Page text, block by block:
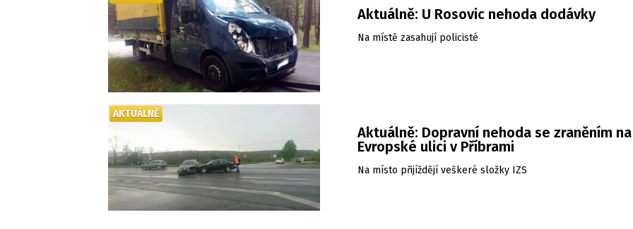
Aktuálně: U Rosovic nehoda dodávky
Na místě zasahují policisté
Aktuálně: Dopravní nehoda se zraněním na
Evropské ulici v Příbrami
Na místo přijíždějí veškeré složky IZS
AKTUÁLNĚ